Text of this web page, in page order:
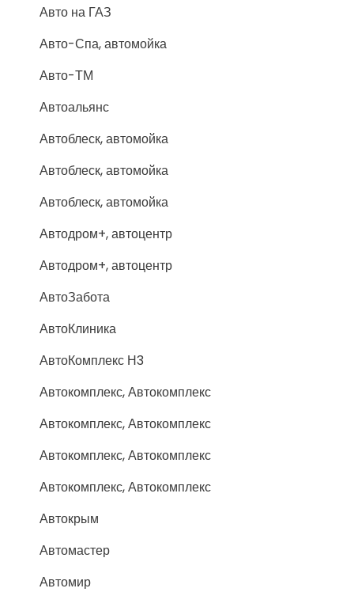
Авто на ГАЗ
Авто-Спа, автомойка
Авто-ТМ
Автоальянс
Автоблеск, автомойка
Автоблеск, автомойка
Автоблеск, автомойка
Автодром+, автоцентр
Автодром+, автоцентр
АвтоЗабота
АвтоКлиника
АвтоКомплекс Н3
Автокомплекс, Автокомплекс
Автокомплекс, Автокомплекс
Автокомплекс, Автокомплекс
Автокомплекс, Автокомплекс
Автокрым
Автомастер
Автомир